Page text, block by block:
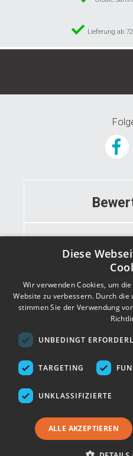
Lieferung ab
Diese
Wir verwenden Cookies, um
Website zu verbessern. Durch
stimmen Sie der Verwendung
UNBEDINGT
TARGETING
UNKLASSIFIZIERTE
ALLE AKZEPTIEREN